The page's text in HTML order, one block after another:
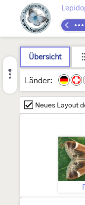
Übersicht
Länder:
Neues Layout